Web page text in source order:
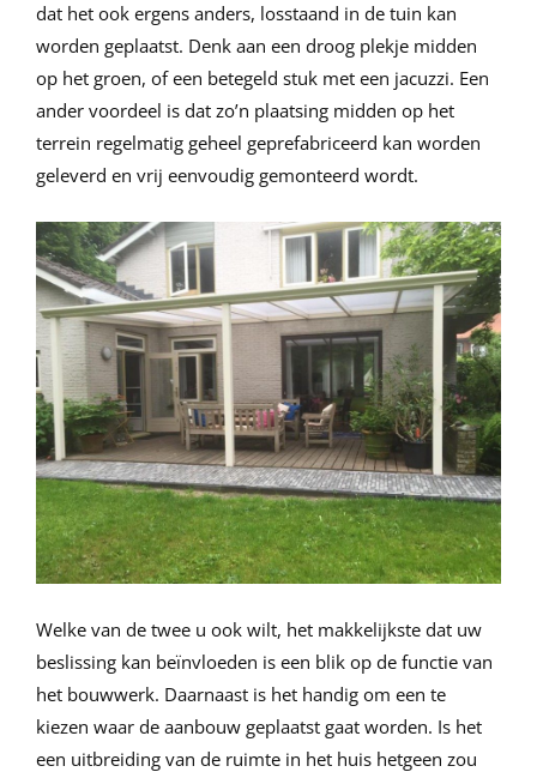
dat het ook ergens anders, losstaand in de tuin kan
worden geplaatst. Denk aan een droog plekje midden
op het groen, of een betegeld stuk met een jacuzzi. Een
ander voordeel is dat zo’n plaatsing midden op het
terrein regelmatig geheel geprefabriceerd kan worden
geleverd en vrij eenvoudig gemonteerd wordt.
Welke van de twee u ook wilt, het makkelijkste dat uw
beslissing kan beïnvloeden is een blik op de functie van
het bouwwerk. Daarnaast is het handig om een te
kiezen waar de aanbouw geplaatst gaat worden. Is het
een uitbreiding van de ruimte in het huis hetgeen zou